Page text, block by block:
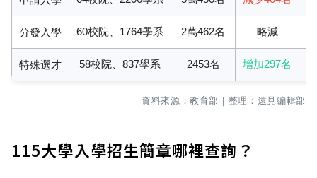
分發入學 60校院、1764學系 2萬462名 略減
特殊選才 58校院、837學系 2453名 增加297名
資料來源：教育部｜整理：遠見編輯部
115大學入學招生簡章哪裡查詢？